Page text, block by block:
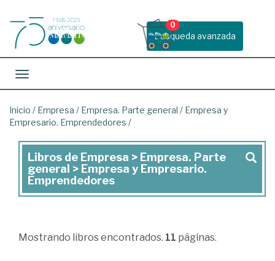
Busqueda avanzada
0
Toggle navigation
Inicio / Empresa / Empresa. Parte general / Empresa y
Empresario. Emprendedores /
Libros
de
Empresa
Empresa.
Libros de Empresa > Empresa. Parte
general > Empresa y Empresario.
Emprendedores
Mostrando libros encontrados. 11 páginas.